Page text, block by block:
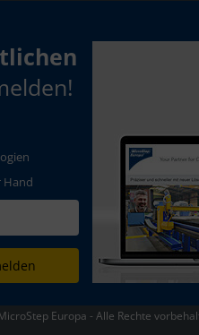
Europa - Alle Rechte
Hand